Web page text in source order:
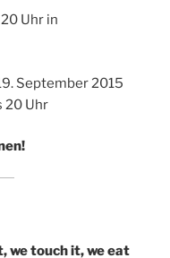
Uhr in
September 2015
20 Uhr
we touch it, we eat